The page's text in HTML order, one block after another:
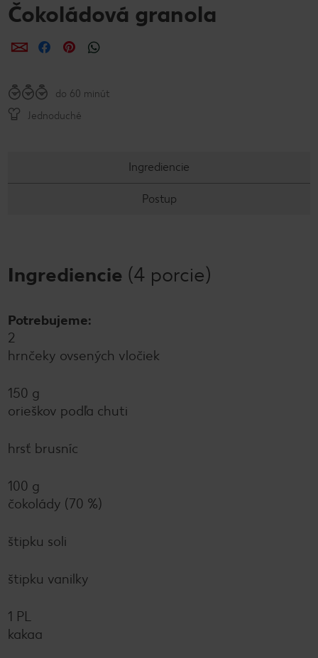
Čokoládová granola
ZdieľaťZdieľaťZdieľať
do 60 minút
Jednoduché
Ingrediencie
Postup
Ingrediencie (4 porcie)
Potrebujeme:
2
hrnčeky ovsených vločiek
150 g
orieškov podľa chuti
hrsť brusníc
100 g
čokolády (70 %)
štipku soli
štipku vanilky
1 PL
kakaa